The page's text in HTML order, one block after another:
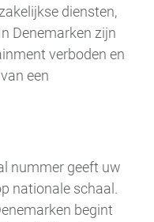
diensten,
Denemarken zijn
verboden en
een
nummer geeft uw
nationale schaal.
begint